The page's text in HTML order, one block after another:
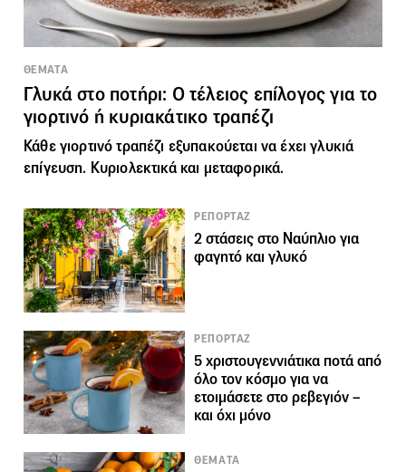
ΘΕΜΑΤΑ
Γλυκά στο ποτήρι: Ο τέλειος επίλογος για το
γιορτινό ή κυριακάτικο τραπέζι
Κάθε γιορτινό τραπέζι εξυπακούεται να έχει γλυκιά
επίγευση. Κυριολεκτικά και μεταφορικά.
ΡΕΠΟΡΤΑΖ
2 στάσεις στο Ναύπλιο για
φαγητό και γλυκό
ΡΕΠΟΡΤΑΖ
5 χριστουγεννιάτικα ποτά από
όλο τον κόσμο για να
ετοιμάσετε στο ρεβεγιόν –
και όχι μόνο
ΘΕΜΑΤΑ